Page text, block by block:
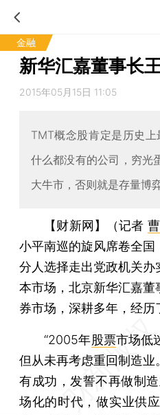
金融
新华汇嘉董事长
2015年05月15日 11:05
TMT概念股肯定是历史
什么都没有的公司，穷光
大牛市，否则就是存量博
【财新网】（记者
小平南巡的旋风席卷全国
分人选择走出党政机关
本市场，北京新华汇嘉
券市场，深耕多年，经历
“2005年股票市场低
但从未再考虑重回制造
有成功，发誓不再做制
场化的时代，做实业供